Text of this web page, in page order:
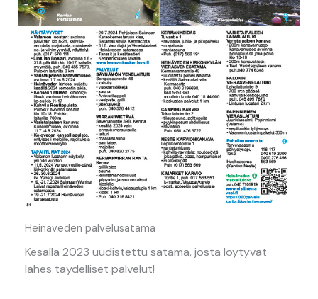
Heinäveden palvelusatama
Kesällä 2023 uudistettu satama, josta löytyvät
lähes täydelliset palvelut!